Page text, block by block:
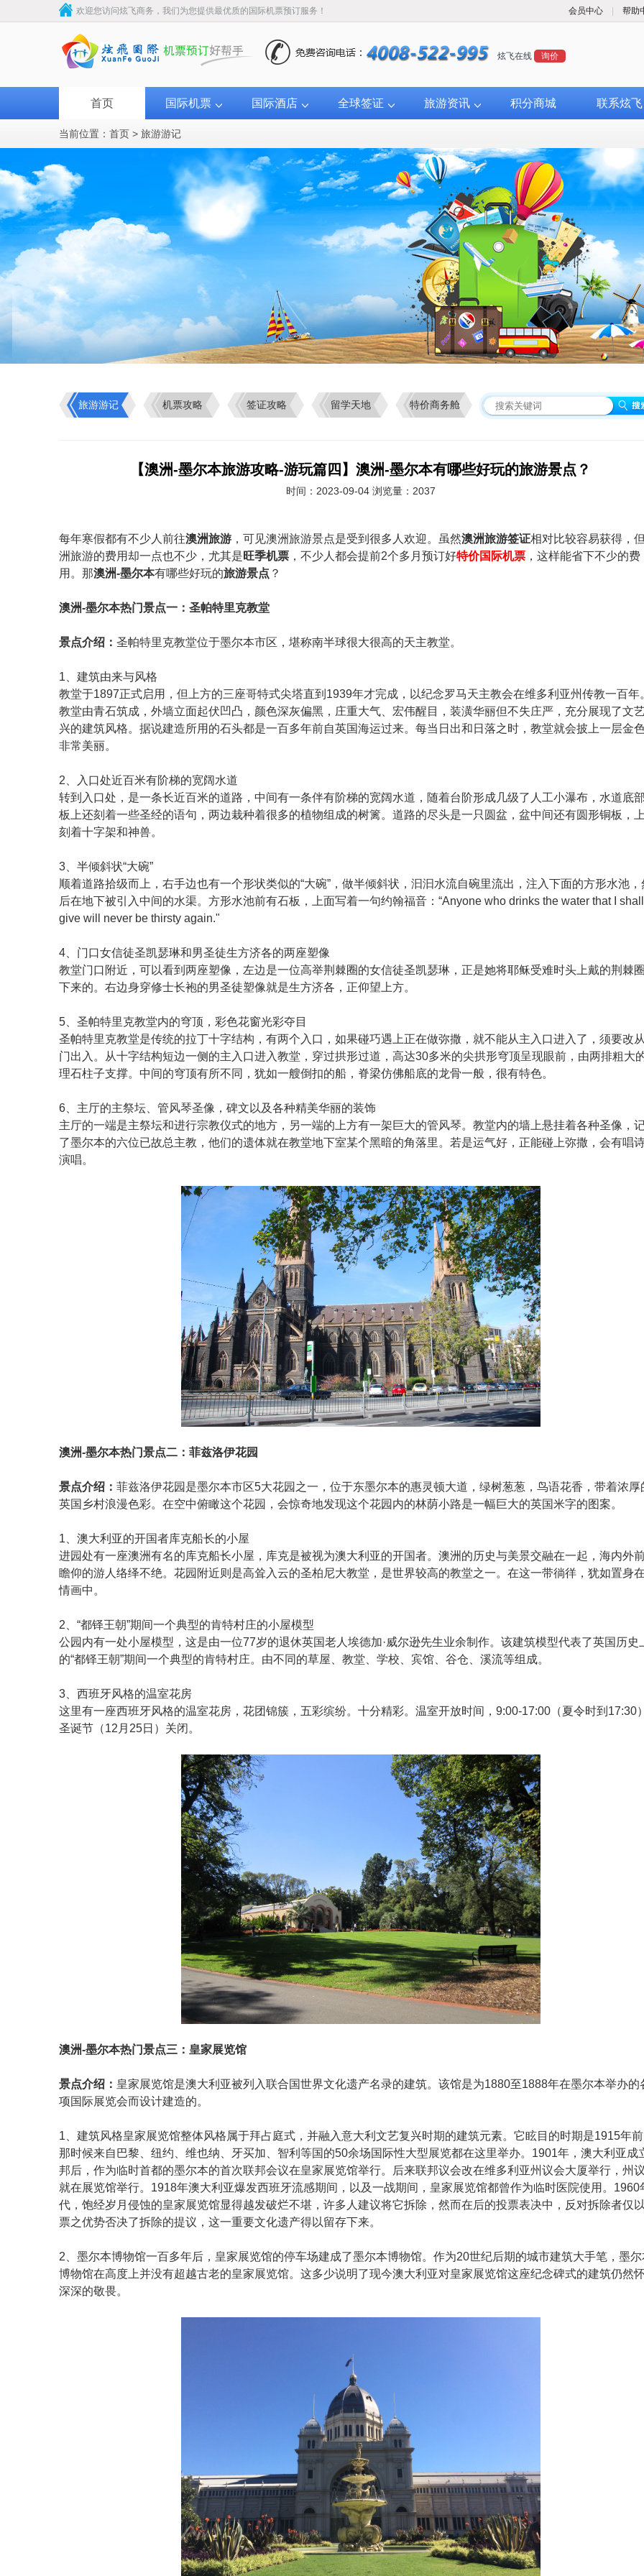
欢迎您访问炫飞商务，我们为您提供最优质的国际机票预订服务！ 会员中心 帮助
炫飞在线 询价
首页 国际机票 国际酒店 全球签证 旅游资讯 积分商城 联系炫飞
当前位置： 首页 > 旅游游记
旅游游记 机票攻略 签证攻略 留学天地 特价商务舱
【澳洲-墨尔本旅游攻略-游玩篇四】澳洲-墨尔本有哪些好玩的旅游景点？
时间：2023-09-04 浏览量：2037
每年寒假都有不少人前往澳洲旅游 ，可见澳洲旅游景点是受到很多人欢迎。虽然澳洲旅游签证相对比较容易获得，
洲旅游的费用却一点也不少，尤其是 旺季机票 ，不少人都会提前2个多月预订好特价国际机票 ，这样能省下不少的费
用。那澳洲-墨尔本有哪些好玩的旅游景点 ？
澳洲-墨尔本热门景点一：圣帕特里克教堂
景点介绍： 圣帕特里克教堂位于墨尔本市区，堪称南半球很大很高的天主教堂。
1、建筑由来与风格
教堂于1897正式启用，但上方的三座哥特式尖塔直到1939年才完成，以纪念罗马天主教会在维多利亚州传教一百年
教堂由青石筑成，外墙立面起伏凹凸，颜色深灰偏黑，庄重大气、宏伟醒目，装潢华丽但不失庄严，充分展现了文
兴的建筑风格。据说建造所用的石头都是一百多年前自英国海运过来。每当日出和日落之时，教堂就会披上一层金
非常美丽。
2、入口处近百米有阶梯的宽阔水道
转到入口处，是一条长近百米的道路，中间有一条伴有阶梯的宽阔水道，随着台阶形成几级了人工小瀑布，水道底
板上还刻着一些圣经的语句，两边栽种着很多的植物组成的树篱。道路的尽头是一只圆盆，盆中间还有圆形铜板，
刻着十字架和神兽。
3、半倾斜状“大碗”
顺着道路拾级而上，右手边也有一个形状类似的“大碗”，做半倾斜状，汩汩水流自碗里流出，注入下面的方形水池，
后在地下被引入中间的水渠。方形水池前有石板，上面写着一句约翰福音：“Anyone who drinks the water that I shall
give will never be thirsty again."
4、门口女信徒圣凯瑟琳和男圣徒生方济各的两座塑像
教堂门口附近，可以看到两座塑像，左边是一位高举荆棘圈的女信徒圣凯瑟琳，正是她将耶稣受难时头上戴的荆棘
下来的。右边身穿修士长袍的男圣徒塑像就是生方济各，正仰望上方。
5、圣帕特里克教堂内的穹顶，彩色花窗光彩夺目
圣帕特里克教堂是传统的拉丁十字结构，有两个入口，如果碰巧遇上正在做弥撒，就不能从主入口进入了，须要改
门出入。从十字结构短边一侧的主入口进入教堂，穿过拱形过道，高达30多米的尖拱形穹顶呈现眼前，由两排粗大
理石柱子支撑。中间的穹顶有所不同，犹如一艘倒扣的船，脊梁仿佛船底的龙骨一般，很有特色。
6、主厅的主祭坛、管风琴圣像，碑文以及各种精美华丽的装饰
主厅的一端是主祭坛和进行宗教仪式的地方，另一端的上方有一架巨大的管风琴。教堂内的墙上悬挂着各种圣像，
了墨尔本的六位已故总主教，他们的遗体就在教堂地下室某个黑暗的角落里。若是运气好，正能碰上弥撒，会有唱
演唱。
澳洲-墨尔本热门景点二：菲兹洛伊花园
景点介绍： 菲兹洛伊花园是墨尔本市区5大花园之一，位于东墨尔本的惠灵顿大道，绿树葱葱，鸟语花香，带着浓厚
英国乡村浪漫色彩。在空中俯瞰这个花园，会惊奇地发现这个花园内的林荫小路是一幅巨大的英国米字的图案。
1、澳大利亚的开国者库克船长的小屋
进园处有一座澳洲有名的库克船长小屋，库克是被视为澳大利亚的开国者。澳洲的历史与美景交融在一起，海内外
瞻仰的游人络绎不绝。花园附近则是高耸入云的圣柏尼大教堂，是世界较高的教堂之一。在这一带徜徉，犹如置身
情画中。
2、“都铎王朝”期间一个典型的肯特村庄的小屋模型
公园内有一处小屋模型，这是由一位77岁的退休英国老人埃德加·威尔逊先生业余制作。该建筑模型代表了英国历史
的“都铎王朝”期间一个典型的肯特村庄。由不同的草屋、教堂、学校、宾馆、谷仓、溪流等组成。
3、西班牙风格的温室花房
这里有一座西班牙风格的温室花房，花团锦簇，五彩缤纷。十分精彩。温室开放时间，9:00-17:00（夏令时到17:30
圣诞节（12月25日）关闭。
澳洲-墨尔本热门景点三：皇家展览馆
景点介绍： 皇家展览馆是澳大利亚被列入联合国世界文化遗产名录的建筑。该馆是为1880至1888年在墨尔本举办的
项国际展览会而设计建造的。
1、建筑风格皇家展览馆整体风格属于拜占庭式，并融入意大利文艺复兴时期的建筑元素。它眩目的时期是1915年
那时候来自巴黎、纽约、维也纳、牙买加、智利等国的50余场国际性大型展览都在这里举办。1901年，澳大利亚成
邦后，作为临时首都的墨尔本的首次联邦会议在皇家展览馆举行。后来联邦议会改在维多利亚州议会大厦举行，州
就在展览馆举行。1918年澳大利亚爆发西班牙流感期间，以及一战期间，皇家展览馆都曾作为临时医院使用。1960
代，饱经岁月侵蚀的皇家展览馆显得越发破烂不堪，许多人建议将它拆除，然而在后的投票表决中，反对拆除者仅
票之优势否决了拆除的提议，这一重要文化遗产得以留存下来。
2、墨尔本博物馆一百多年后，皇家展览馆的停车场建成了墨尔本博物馆。作为20世纪后期的城市建筑大手笔，墨尔
博物馆在高度上并没有超越古老的皇家展览馆。这多少说明了现今澳大利亚对皇家展览馆这座纪念碑式的建筑仍然
深深的敬畏。